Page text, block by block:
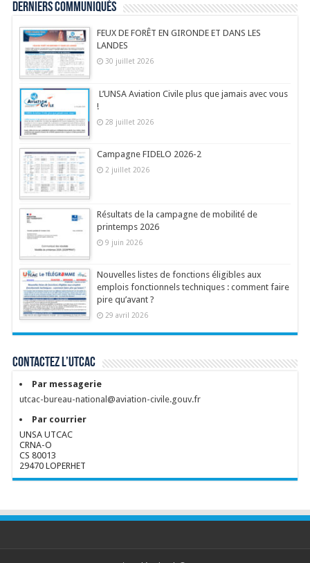
Derniers communiqués
FEUX DE FORÊT EN GIRONDE ET DANS LES
LANDES
30 juillet 2026
L’UNSA Aviation Civile plus que jamais avec vous
!
28 juillet 2026
Campagne FIDELO 2026-2
2 juillet 2026
Résultats de la campagne de mobilité de
printemps 2026
9 juin 2026
Nouvelles listes de fonctions éligibles aux
emplois fonctionnels techniques : comment faire
pire qu’avant ?
29 avril 2026
Contactez l’UTCAC
Par messagerie
utcac-bureau-national@aviation-civile.gouv.fr
Par courrier
UNSA UTCAC
CRNA-O
CS 80013
29470 LOPERHET